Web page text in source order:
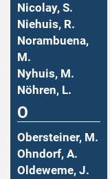
Nicolay, S.
Niehuis, R.
Norambuena,
M.
Nyhuis, M.
Nöhren, L.
O
Obersteiner, M.
Ohndorf, A.
Oldeweme, J.